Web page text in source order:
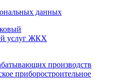
данных
производств
приборостроительное